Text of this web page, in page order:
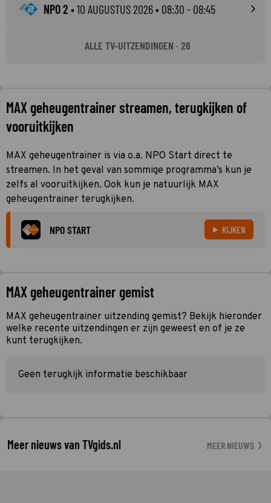
NPO 2 •10 AUGUSTUS 2026• 08:30 - 08:45
ALLE TV-UITZENDINGEN · 26
MAX geheugentrainer streamen, terugkijken of
vooruitkijken
MAX geheugentrainer is via o.a. NPO Start direct te
streamen. In het geval van sommige programma’s kun je
zelfs al vooruitkijken. Ook kun je natuurlijk MAX
geheugentrainer terugkijken.
NPO START KIJKEN
MAX geheugentrainer gemist
MAX geheugentrainer uitzending gemist? Bekijk hieronder
welke recente uitzendingen er zijn geweest en of je ze
kunt terugkijken.
Geen terugkijk informatie beschikbaar
Meer nieuws van TVgids.nl MEER NIEUWS